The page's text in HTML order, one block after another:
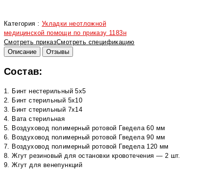
Категория : Укладки неотложной
медицинской помощи по приказу 1183н
Смотреть приказСмотреть спецификацию
Описание
Отзывы
Состав:
1. Бинт нестерильный 5х5
2. Бинт стерильный 5х10
3. Бинт стерильный 7х14
4. Вата стерильная
5. Воздуховод полимерный ротовой Гведела 60 мм
6. Воздуховод полимерный ротовой Гведела 90 мм
7. Воздуховод полимерный ротовой Гведела 120 мм
8. Жгут резиновый для остановки кровотечения — 2 шт.
9. Жгут для венепункций